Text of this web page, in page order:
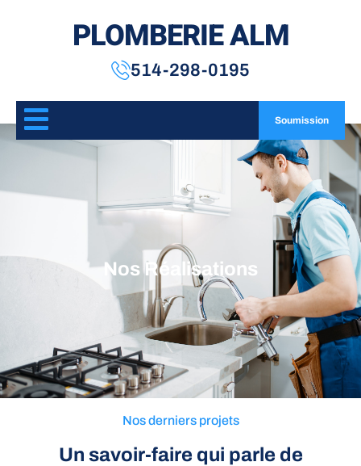
PLOMBERIE ALM
514-298-0195
Soumission
Nos Réalisations
Nos derniers projets
Un savoir-faire qui parle de